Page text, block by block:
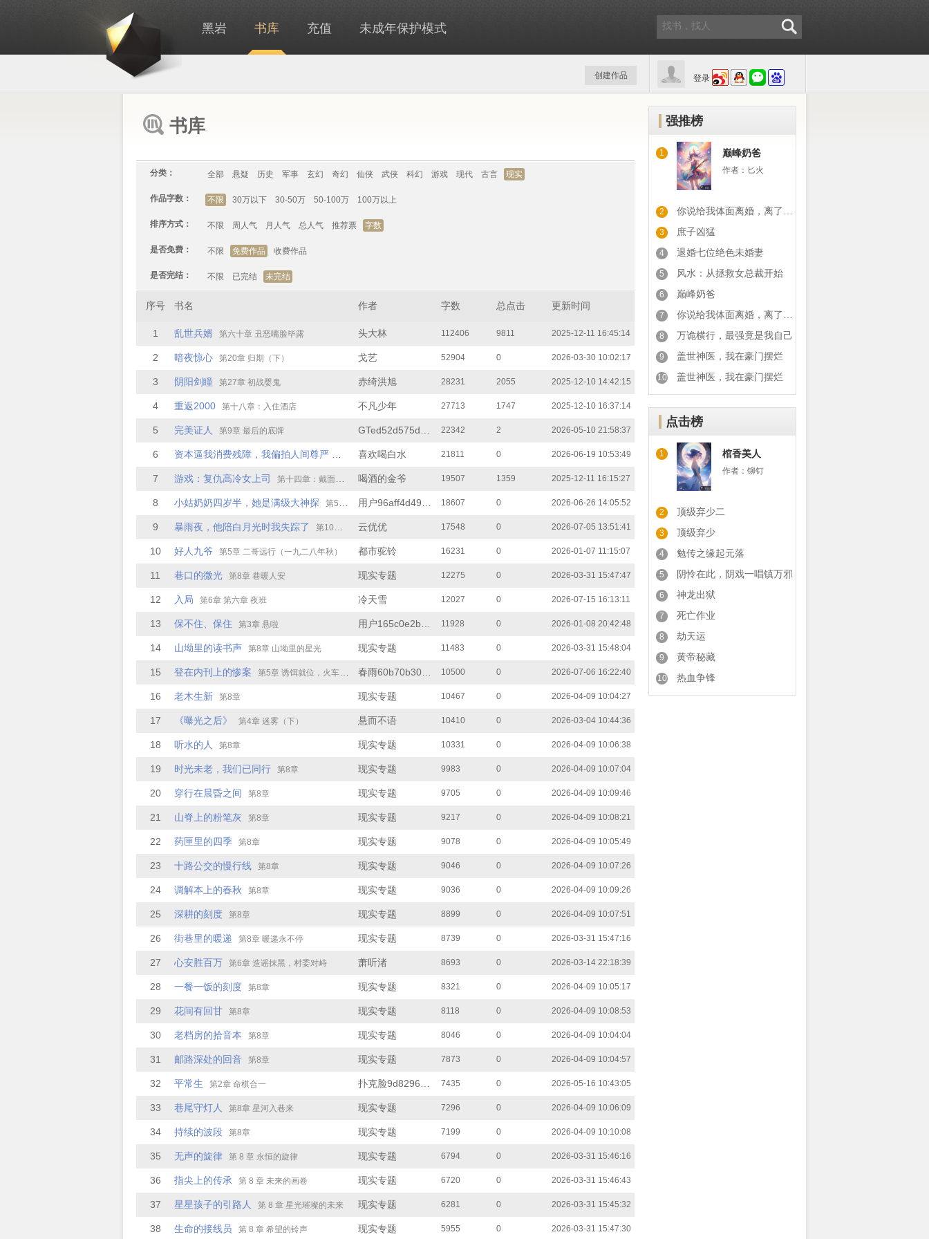
黑岩 书库 充值 未成年保护模式
登录
创建作品
书库
分类： 全部 悬疑 历史 军事 玄幻 奇幻 仙侠 武侠 科幻 游戏 现代 古言 现实
作品字数： 不限 30万以下 30-50万 50-100万 100万以上
排序方式： 不限 周人气 月人气 总人气 推荐票 字数
是否免费： 不限 免费作品 收费作品
是否完结： 不限 已完结 未完结
序号 书名 作者 字数 总点击 更新时间
1 乱世兵婿 第六十章 丑恶嘴脸毕露 头大林 112406 9811 2025-12-11 16:45:14
2 暗夜惊心 第20章 归期（下） 戈艺 52904 0 2026-03-30 10:02:17
3 阴阳剑瞳 第27章 初战婴鬼 赤绮洪旭 28231 2055 2025-12-10 14:42:15
4 重返2000 第十八章：入住酒店 不凡少年 27713 1747 2025-12-10 16:37:14
5 完美证人 第9章 最后的底牌 22342 2 2026-05-10 21:58:37
6 资本逼我消费残障，我偏拍人间尊严 第12章 资本的溃败
喜欢喝白水 21811 0 2026-06-19 10:53:49
7 游戏：复仇高冷女上司 第十四章：戴面具的神秘主播是她？ 喝酒的金爷 19507 1359 2025-12-11 16:15:27
8 小姑奶奶四岁半，她是满级大神探 第5章 凶手落网 18607 0 2026-06-26 14:05:52
9 暴雨夜，他陪白月光时我失踪了 第10章 我不要你了 云优优 17548 0 2026-07-05 13:51:41
10 好人九爷 第5章 二哥远行（一九二八年秋） 都市驼铃 16231 0 2026-01-07 11:15:07
11 巷口的微光 第8章 巷暖人安 现实专题 12275 0 2026-03-31 15:47:47
12 入局 第6章 第六章 夜班 冷天雪 12027 0 2026-07-15 16:13:11
13 保不住、保住 第3章 悬啦 11928 0 2026-01-08 20:42:48
14 山坳里的读书声 第8章 山坳里的星光 现实专题 11483 0 2026-03-31 15:48:04
15 登在内刊上的惨案 第5章 诱饵就位，火车站上演违心微笑 10500 0 2026-07-06 16:22:40
16 老木生新 第8章 现实专题 10467 0 2026-04-09 10:04:27
17 《曝光之后》 第4章 迷雾（下） 悬而不语 10410 0 2026-03-04 10:44:36
18 听水的人 第8章 现实专题 10331 0 2026-04-09 10:06:38
19 时光未老，我们已同行 第8章 现实专题 9983 0 2026-04-09 10:07:04
20 穿行在晨昏之间 第8章 现实专题 9705 0 2026-04-09 10:09:46
21 山脊上的粉笔灰 第8章 现实专题 9217 0 2026-04-09 10:08:21
22 药匣里的四季 第8章 现实专题 9078 0 2026-04-09 10:05:49
23 十路公交的慢行线 第8章 现实专题 9046 0 2026-04-09 10:07:26
24 调解本上的春秋 第8章 现实专题 9036 0 2026-04-09 10:09:26
25 深耕的刻度 第8章 现实专题 8899 0 2026-04-09 10:07:51
26 街巷里的暖递 第8章 暖递永不停 现实专题 8739 0 2026-03-31 15:47:16
27 心安胜百万 第6章 造谣抹黑，村委对峙 萧听渚 8693 0 2026-03-14 22:18:39
28 一餐一饭的刻度 第8章 现实专题 8321 0 2026-04-09 10:05:17
29 花间有回甘 第8章 现实专题 8118 0 2026-04-09 10:08:53
30 老档房的拾音本 第8章 现实专题 8046 0 2026-04-09 10:04:04
31 邮路深处的回音 第8章 现实专题 7873 0 2026-04-09 10:04:57
32 平常生 第2章 命棋合一 7435 0 2026-05-16 10:43:05
33 巷尾守灯人 第8章 星河入巷来 现实专题 7296 0 2026-04-09 10:06:09
34 持续的波段 第8章 现实专题 7199 0 2026-04-09 10:10:08
35 无声的旋律 第 8 章 永恒的旋律 现实专题 6794 0 2026-03-31 15:46:16
36 指尖上的传承 第 8 章 未来的画卷 现实专题 6720 0 2026-03-31 15:46:43
37 星星孩子的引路人 第 8 章 星光璀璨的未来 现实专题 6281 0 2026-03-31 15:45:32
38 生命的接线员 第 8 章 希望的铃声 现实专题 5955 0 2026-03-31 15:47:30
强推榜
1 巅峰奶爸
作者： 匕火
2 你说给我体面离婚，离了你又后悔
3 庶子凶猛
4 退婚七位绝色未婚妻
5 风水：从拯救女总裁开始
6 巅峰奶爸
7 你说给我体面离婚，离了你又后悔
8 万诡横行，最强竟是我自己
9 盖世神医，我在豪门摆烂
10 盖世神医，我在豪门摆烂
点击榜
1 棺香美人
作者： 铆钉
2 顶级弃少二
3 顶级弃少
4 勉传之缘起元落
5 阴怜在此，阴戏一唱镇万邪
6 神龙出狱
7 死亡作业
8 劫天运
9 黄帝秘藏
10 热血争锋